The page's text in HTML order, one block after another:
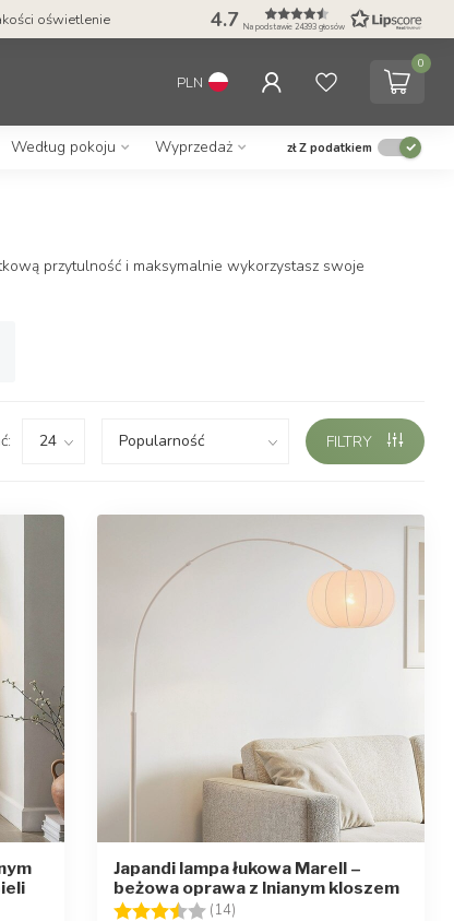
obsługa klienta Wysokiej jakości
4.7 Na podstawie 24393 głosów
PLN
0
Według pokoju Wyprzedaż złZ podatkiem
przytulność i maksymalnie wykorzystasz swoje
FILTRY
Japandi lampa łukowa Marell –
beżowa oprawa z lnianym kloszem
Ocena:
(14)